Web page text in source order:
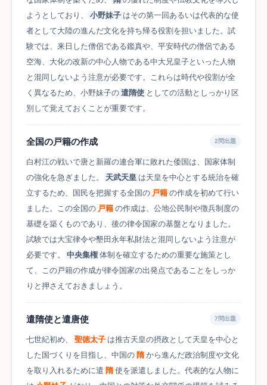
ようとしており、
小野妹子 はその第一回あるいは代表的な使
者として大陸の進んだ文化を持ち帰る役割を担いました。試
験では、来日した僧侶である鑑真や、平安時代の僧侶である
空海、大化の改新の中心人物である中大兄皇子といった人物
と混同しないよう注意が必要です。これらは時代や役割が全
く異なるため、小野妹子の 遣隋使 としての活動としっかり区
別して覚えておくことが重要です。
全国の戸籍の作成 2問出題
白村江の戦いで唐と新羅の連合軍に敗れた倭国は、国家体制
の強化を急ぎました。
天武天皇 は天皇を中心とする統治を確
立するため、国民を把握する全国の 戸籍 の作成を初めて行い
ました。この全国の 戸籍 の作成は、公地公民制や徴兵制度の
基礎を築くものであり、後の律令国家の基盤となりました。
試験では大宝律令や墾田永年私財法と混同しないよう注意が
必要です。
中央集権 体制を確立するための重要な施策とし
て、この戸籍の作成が律令国家の出発点であることをしっか
りと押さえておきましょう。
遣隋使と遣唐使 7問出題
七世紀初め、 聖徳太子 は推古天皇の摂政として天皇を中心と
した国づくりを目指し、中国の 隋 から進んだ政治制度や文化
を取り入れるために遣 隋 使を派遣しました。代表的な人物に